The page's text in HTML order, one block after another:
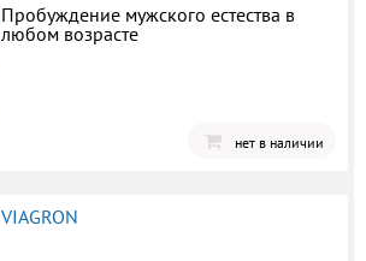
Пробуждение мужского естества в
любом возрасте
нет в наличии
VIAGRON